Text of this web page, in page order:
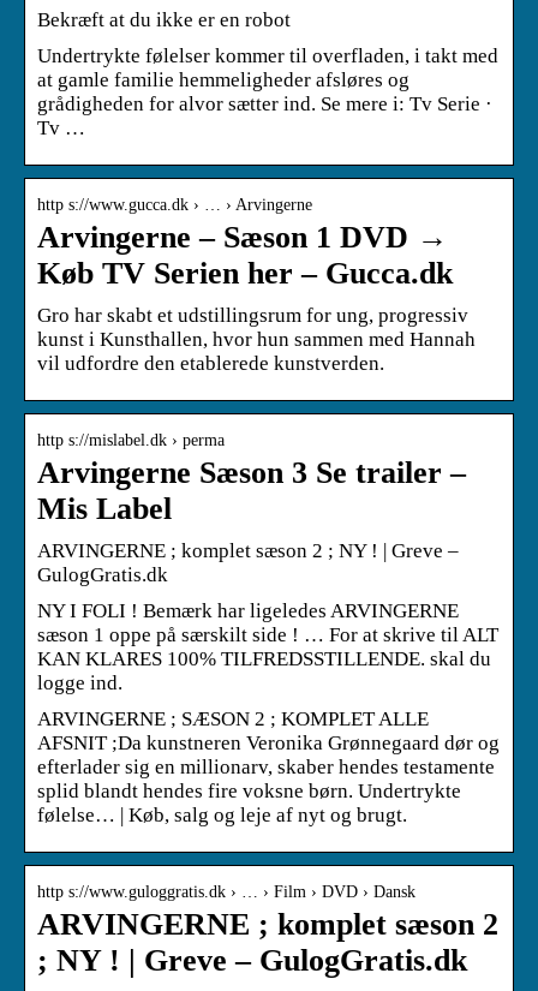
Bekræft at du ikke er en robot
Undertrykte følelser kommer til overfladen, i takt med
at gamle familie hemmeligheder afsløres og
grådigheden for alvor sætter ind. Se mere i: Tv Serie ·
Tv …
http s://www.gucca.dk › … › Arvingerne
Arvingerne – Sæson 1 DVD →
Køb TV Serien her – Gucca.dk
Gro har skabt et udstillingsrum for ung, progressiv
kunst i Kunsthallen, hvor hun sammen med Hannah
vil udfordre den etablerede kunstverden.
http s://mislabel.dk › perma
Arvingerne Sæson 3 Se trailer –
Mis Label
ARVINGERNE ; komplet sæson 2 ; NY ! | Greve –
GulogGratis.dk
NY I FOLI ! Bemærk har ligeledes ARVINGERNE
sæson 1 oppe på særskilt side ! … For at skrive til ALT
KAN KLARES 100% TILFREDSSTILLENDE. skal du
logge ind.
ARVINGERNE ; SÆSON 2 ; KOMPLET ALLE
AFSNIT ;Da kunstneren Veronika Grønnegaard dør og
efterlader sig en millionarv, skaber hendes testamente
splid blandt hendes fire voksne børn. Undertrykte
følelse… | Køb, salg og leje af nyt og brugt.
http s://www.guloggratis.dk › … › Film › DVD › Dansk
ARVINGERNE ; komplet sæson 2
; NY ! | Greve – GulogGratis.dk